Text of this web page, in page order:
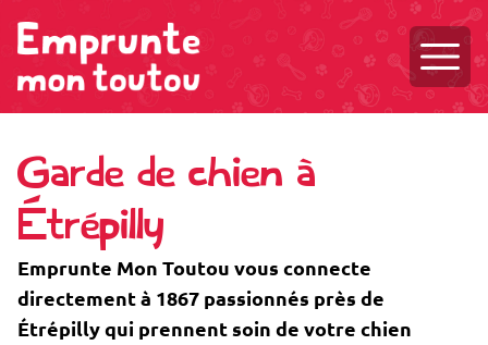
Garde de chien à
Étrépilly
Emprunte Mon Toutou vous connecte
directement à 1867 passionnés près de
Étrépilly qui prennent soin de votre chien